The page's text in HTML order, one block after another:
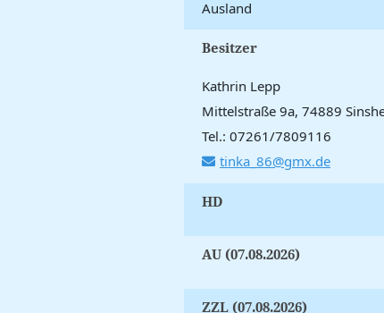
Ausland
Besitzer
Kathrin Lepp
Mittelstraße 9a, 74889
Tel.: 07261/7809116
tinka_86@gmx.de
HD
AU (07.08.2026)
ZZL (07.08.2026)